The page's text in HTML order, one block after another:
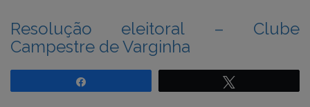
Resolução eleitoral – Clube
Campestre de Varginha